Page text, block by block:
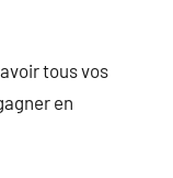
tous vos
en